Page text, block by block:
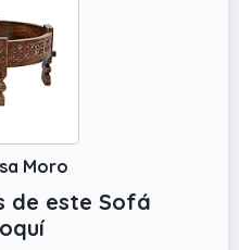
Moro
de este Sofá